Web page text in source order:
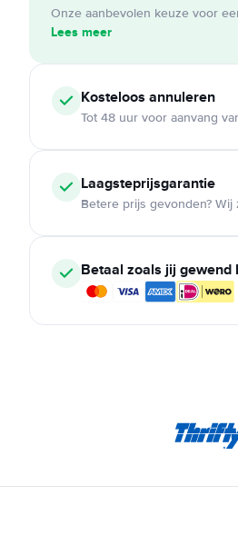
Onze aanbevolen keuze voor
Lees meer
Kosteloos annuleren
Tot 48 uur voor aanvang
Laagsteprijsgarantie
Betere prijs gevonden?
Betaal zoals jij gewend